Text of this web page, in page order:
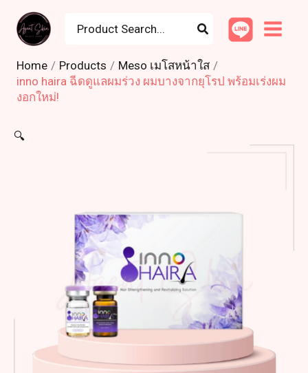
content
for:
Home Products
Meso เมโสหน้าใส
inno haira ฉีดดูแลผมร่วง ผมบางจากยุโรป พร้อมเร่งผม
งอกใหม่!
🔍